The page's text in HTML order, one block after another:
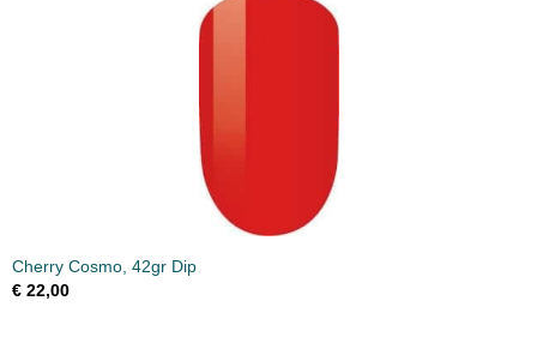
Cherry Cosmo, 42gr Dip
€ 22,00